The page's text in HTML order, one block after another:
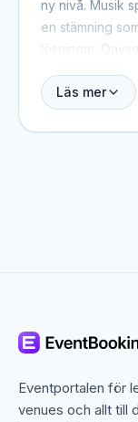
ny nivå. Musik
en stämning
lösningar.
live band göra
oförglömlig
Många väljer
Ett
delar av dagen
Läs mer
Eventportalen för
venues och allt till